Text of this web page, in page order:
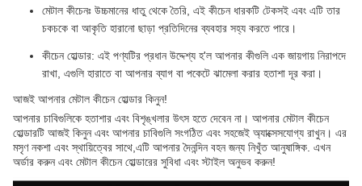
মেটাল কীচেনঃ উচ্চমানের ধাতু থেকে তৈরি, এই কীচেন ধারকটি টেকসই এবং এটি তার
চকচকে বা আকৃতি হারানো ছাড়া প্রতিদিনের ব্যবহার সহ্য করতে পারে।
কীচেন হোল্ডার: এই পণ্যটির প্রধান উদ্দেশ্য হ'ল আপনার কীগুলি এক জায়গায় নিরাপদে
রাখা, এগুলি হারাতে বা আপনার ব্যাগ বা পকেটে ঝামেলা করার হতাশা দূর করা।
আজই আপনার মেটাল কীচেন হোল্ডার কিনুন!
আপনার চাবিগুলিকে হতাশার এবং বিশৃঙ্খলার উৎস হতে দেবেন না। আপনার মেটাল কীচেন
হোল্ডারটি আজই কিনুন এবং আপনার চাবিগুলি সংগঠিত এবং সহজেই অ্যাক্সেসযোগ্য রাখুন। এর
মসৃণ নকশা এবং স্থায়িত্বের সাথে,এটি আপনার দৈনন্দিন বহন জন্য নিখুঁত আনুষাঙ্গিক. এখন
অর্ডার করুন এবং মেটাল কীচেন হোল্ডারের সুবিধা এবং স্টাইল অনুভব করুন!